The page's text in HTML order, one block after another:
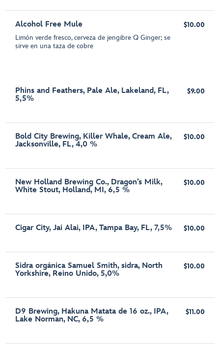
Alcohol Free Mule
Limón verde fresco, cerveza de jengibre Q Ginger; se
sirve en una taza de cobre
$10.00
Phins and Feathers, Pale Ale, Lakeland, FL,
5,5%
$9.00
Bold City Brewing, Killer Whale, Cream Ale,
Jacksonville, FL, 4,0 %
$10.00
New Holland Brewing Co., Dragon’s Milk,
White Stout, Holland, MI, 6,5 %
$10.00
Cigar City, Jai Alai, IPA, Tampa Bay, FL, 7,5% $10.00
Sidra orgánica Samuel Smith, sidra, North
Yorkshire, Reino Unido, 5,0%
$10.00
D9 Brewing, Hakuna Matata de 16 oz., IPA,
Lake Norman, NC, 6,5 %
$11.00